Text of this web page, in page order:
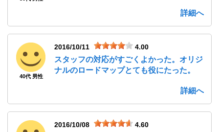
詳細へ
40代 男性
2016/10/11 4.00
スタッフの対応がすごくよかった。オリジ
ナルのロードマップとても役にたった。
詳細へ
2016/10/08 4.60